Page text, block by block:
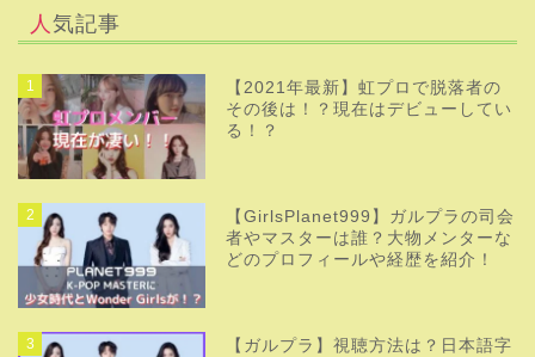
人気記事
1
【2021年最新】虹プロで脱落者の
その後は！？現在はデビューしてい
る！？
2
【GirlsPlanet999】ガルプラの司会
者やマスターは誰？大物メンターな
どのプロフィールや経歴を紹介！
3
【ガルプラ】視聴方法は？日本語字